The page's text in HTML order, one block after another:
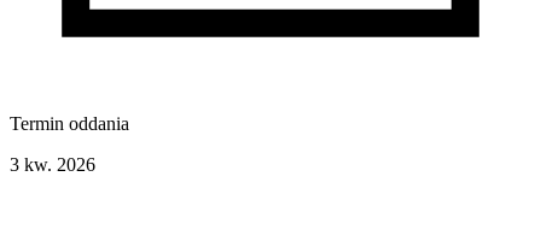
Termin oddania
3 kw. 2026